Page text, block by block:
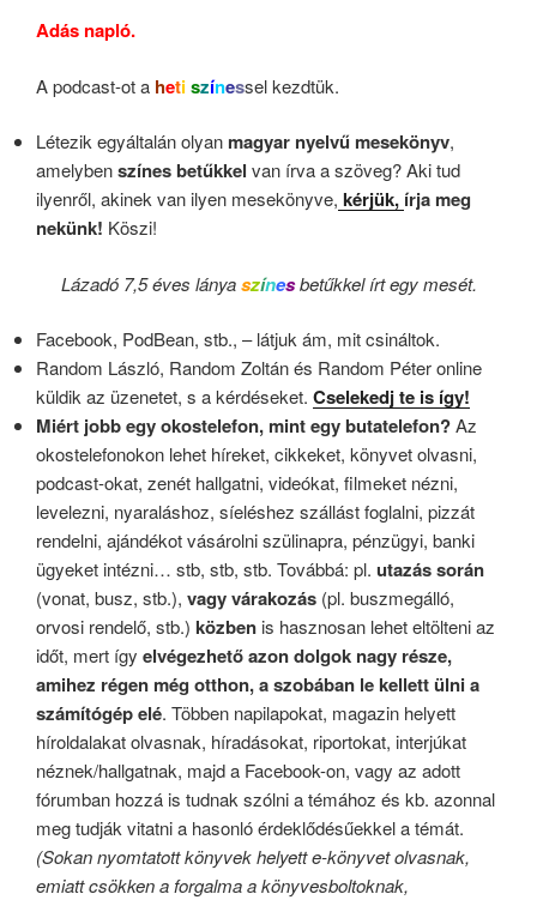
Adás napló.
A podcast-ot a hetiszínessel kezdtük.
Létezik egyáltalán olyan magyar nyelvű mesekönyv,
amelybenszínes betűkkel van írva a szöveg? Aki tud
ilyenről, akinek van ilyen mesekönyve, kérjük, írja meg
nekünk! Köszi!
Lázadó 7,5 éves lányaszínesbetűkkel írt egy mesét.
Facebook, PodBean, stb., – látjuk ám, mit csináltok.
Random László, Random Zoltán és Random Péter online
küldik az üzenetet, s a kérdéseket. Cselekedj te is így!
Miért jobb egy okostelefon, mint egy butatelefon?Az
okostelefonokon lehet híreket, cikkeket, könyvet olvasni,
podcast-okat, zenét hallgatni, videókat, filmeket nézni,
levelezni, nyaraláshoz, síeléshez szállást foglalni, pizzát
rendelni, ajándékot vásárolni szülinapra, pénzügyi, banki
ügyeket intézni… stb, stb, stb. Továbbá: pl. utazás során
(vonat, busz, stb.), vagy várakozás (pl. buszmegálló,
orvosi rendelő, stb.) közben is hasznosan lehet eltölteni az
időt, mert így elvégezhető azon dolgok nagy része,
amihez régen még otthon, a szobában le kellett ülni a
számítógép elé. Többen napilapokat, magazin helyett
híroldalakat olvasnak, híradásokat, riportokat, interjúkat
néznek/hallgatnak, majd a Facebook-on, vagy az adott
fórumban hozzá is tudnak szólni a témához és kb. azonnal
meg tudják vitatni a hasonló érdeklődésűekkel a témát.
(Sokan nyomtatott könyvek helyett e-könyvet olvasnak,
emiatt csökken a forgalma a könyvesboltoknak,